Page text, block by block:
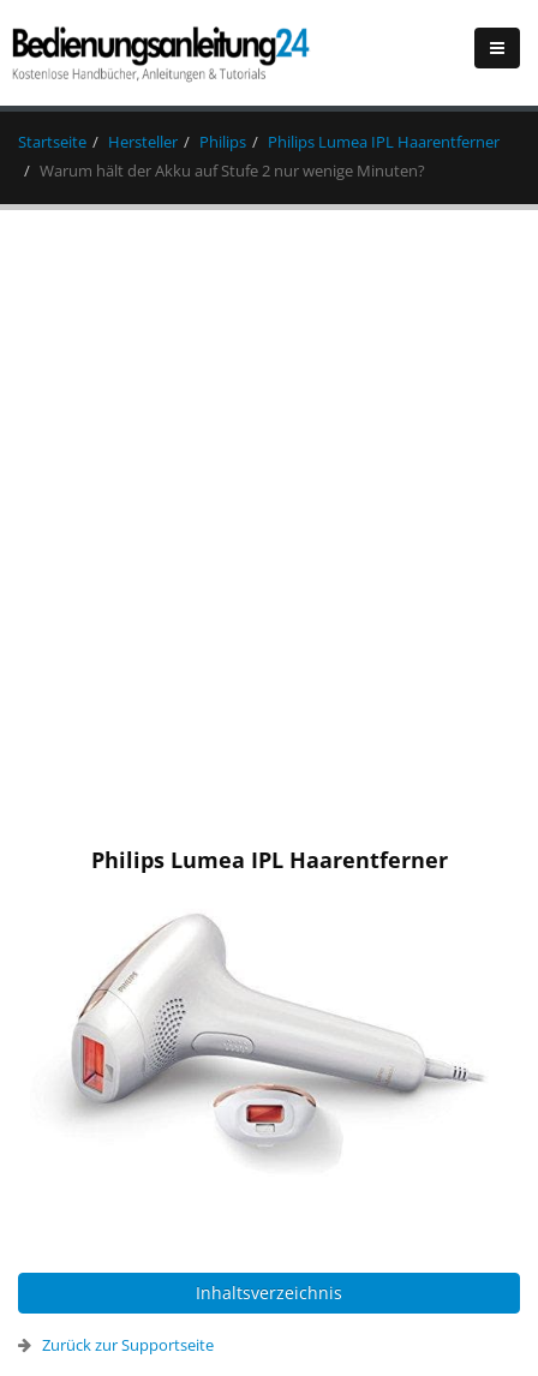
Startseite Hersteller Philips
Philips Lumea IPL Haarentferner
Warum hält der Akku auf Stufe 2 nur wenige Minuten?
Philips Lumea IPL Haarentferner
Inhaltsverzeichnis
Zurück zur Supportseite